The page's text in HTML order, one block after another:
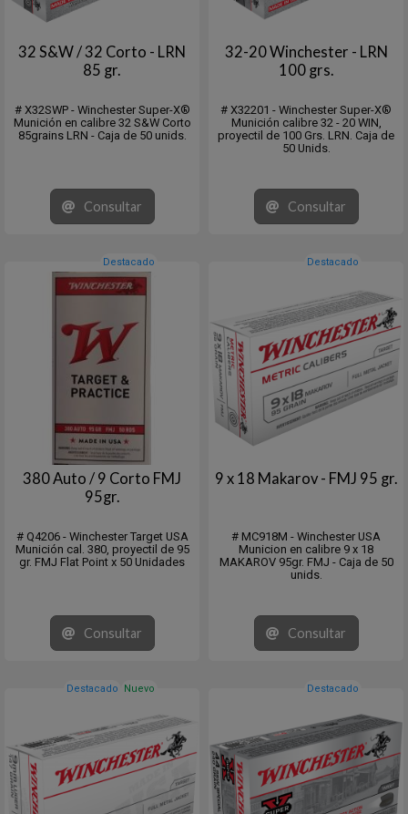
32 S&W / 32 Corto - LRN
85 gr.
# X32SWP - Winchester Super-X®
Munición en calibre 32 S&W Corto
85grains LRN - Caja de 50 unids.
Consultar
32-20 Winchester - LRN
100 grs.
# X32201 - Winchester Super-X®
Munición calibre 32 - 20 WIN,
proyectil de 100 Grs. LRN. Caja de
50 Unids.
Consultar
Destacado
380 Auto / 9 Corto FMJ
95gr.
# Q4206 - Winchester Target USA
Munición cal. 380, proyectil de 95
gr. FMJ Flat Point x 50 Unidades
Consultar
Destacado
9 x 18 Makarov - FMJ 95 gr.
# MC918M - Winchester USA
Municion en calibre 9 x 18
MAKAROV 95gr. FMJ - Caja de 50
unids.
Consultar
Destacado Nuevo Destacado